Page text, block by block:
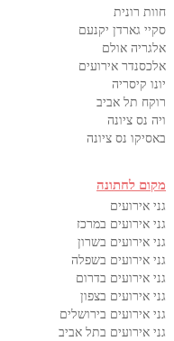
חוות רונית
סקיי גארדן יקנעם
אלגריה אולם
אלכסנדר אירועים
יונו קיסריה
רוקח תל אביב
ויה נס ציונה
באסיקו נס ציונה
מקום לחתונה
גני אירועים
גני אירועים במרכז
גני אירועים בשרון
גני אירועים בשפלה
גני אירועים בדרום
גני אירועים בצפון
גני אירועים בירושלים
גני אירועים בתל אביב